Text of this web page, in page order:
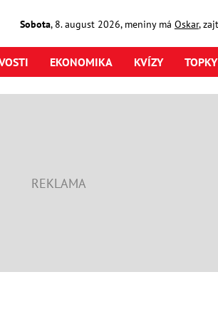
Sobota, 8. august2026, meniny má Oskar,
EKONOMIKA KVÍZY